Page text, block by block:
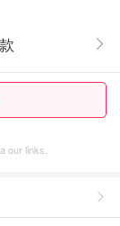
our links.